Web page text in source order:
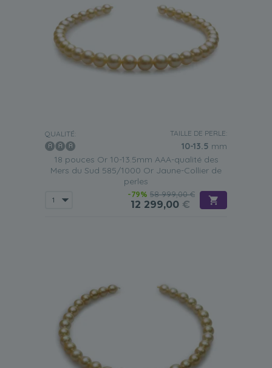
QUALITÉ: TAILLE DE PERLE:
10-13.5 mm
18 pouces Or 10-13.5mm AAA-qualité des
Mers du Sud 585/1000 Or Jaune-Collier de
perles
-79% 58 999,00 €
12 299,00 €